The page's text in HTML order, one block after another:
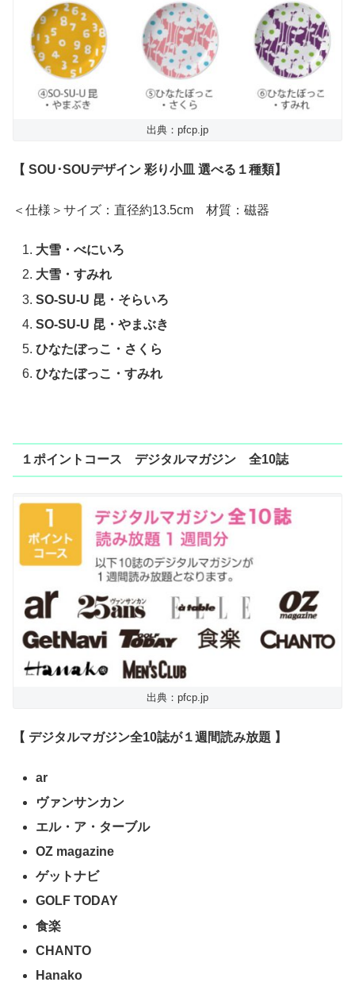
出典：pfcp.jp
【 SOU･SOUデザイン 彩り小皿 選べる１種類】
＜仕様＞サイズ：直径約13.5cm 材質：磁器
大雪・べにいろ
大雪・すみれ
SO-SU-U 昆・そらいろ
SO-SU-U 昆・やまぶき
ひなたぼっこ・さくら
ひなたぼっこ・すみれ
１ポイントコース デジタルマガジン 全10誌
出典：pfcp.jp
【 デジタルマガジン全10誌が１週間読み放題 】
ar
ヴァンサンカン
エル・ア・ターブル
OZ magazine
ゲットナビ
GOLF TODAY
食楽
CHANTO
Hanako